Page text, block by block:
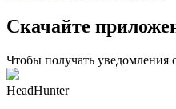
Скачайте
Чтобы получать уведомления
HeadHunter